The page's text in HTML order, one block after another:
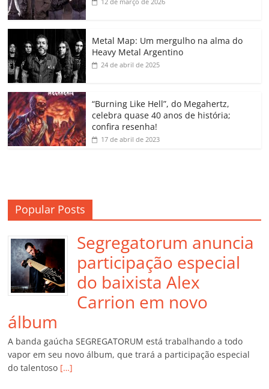
b
o
o
k
A
p
dI e
a
ss
o
m
k h
Metal Map: Um mergulho na alma do
Heavy Metal Argentino
24 de abril de 2025
“Burning Like Hell”, do Megahertz,
celebra quase 40 anos de história;
confira resenha!
17 de abril de 2023
Popular Posts
Segregatorum anuncia
participação especial
do baixista Alex
Carrion em novo
álbum
A banda gaúcha SEGREGATORUM está trabalhando a todo
vapor em seu novo álbum, que trará a participação especial
do talentoso […]